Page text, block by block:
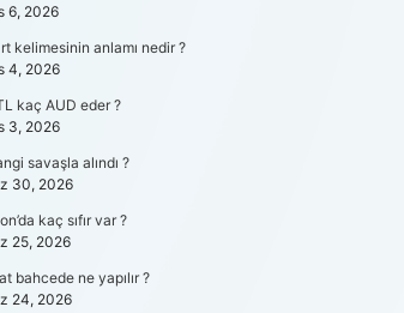
6, 2026
kelimesinin anlamı nedir ?
4, 2026
kaç AUD eder ?
3, 2026
savaşla alındı ?
30, 2026
kaç sıfır var ?
25, 2026
bahcede ne yapılır ?
24, 2026